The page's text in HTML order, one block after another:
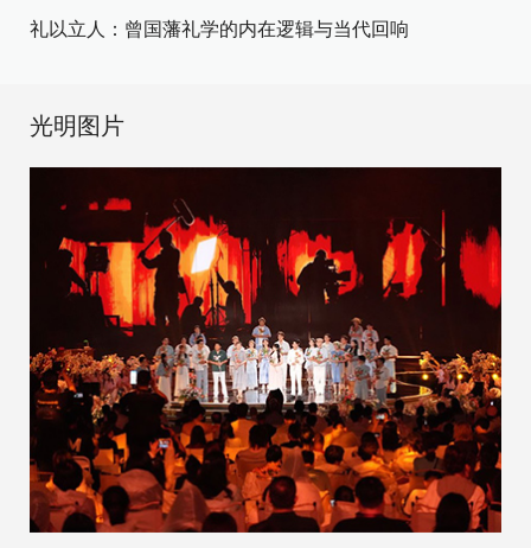
礼以立人：曾国藩礼学的内在逻辑与当代回响
光明图片